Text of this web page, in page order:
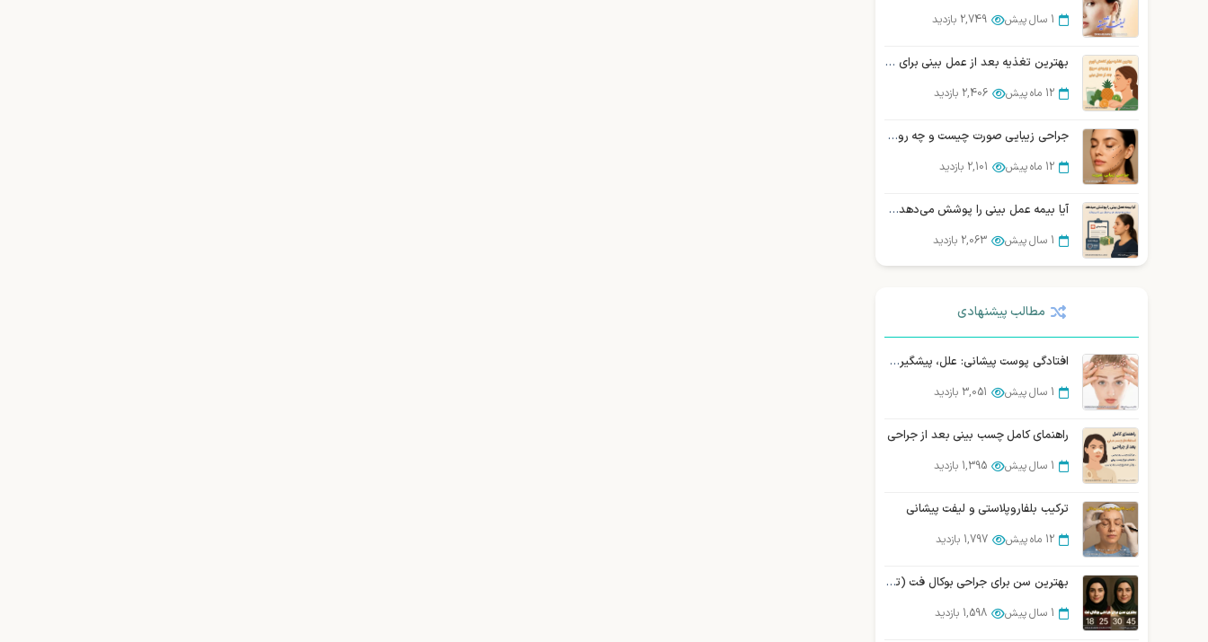
1 سال پیش 2,749 بازدید
بهترین تغذیه بعد از عمل بینی برای بهبودی سریع
12 ماه پیش 2,406 بازدید
جراحی زیبایی صورت چیست و چه روش‌هایی دارد؟ (بررسی تخصصی)
12 ماه پیش 2,101 بازدید
آیا بیمه عمل بینی را پوشش می‌دهد؟ بررسی و مقایسه شرکتهای بیمه در ایران
1 سال پیش 2,063 بازدید
3 سال پیش 2,061 بازدید
12 ماه پیش 1,976 بازدید
10 سوالی که قبل از عمل بینی باید از جراح خود بپرسید
1 سال پیش 1,861 بازدید
1 سال پیش 1,847 بازدید
مطالب پیشنهادی
افتادگی پوست پیشانی: علل، پیشگیری و درمان قطعی
1 سال پیش 3,051 بازدید
راهنمای کامل چسب بینی بعد از جراحی
1 سال پیش 1,395 بازدید
ترکیب بلفاروپلاستی و لیفت پیشانی
12 ماه پیش 1,797 بازدید
بهترین سن برای جراحی بوکال فت (تحلیل پزشکی تخصصی)
1 سال پیش 1,598 بازدید